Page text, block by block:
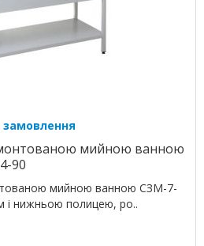
замовлення
мийною ванною
90
мийною ванною СЗМ-7-
і нижньою полицею, ро..